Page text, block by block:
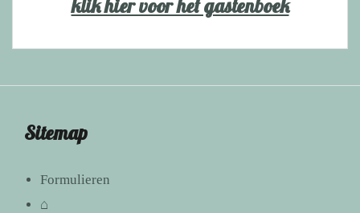
klik hier voor het gastenboek
Sitemap
Formulieren
⌂